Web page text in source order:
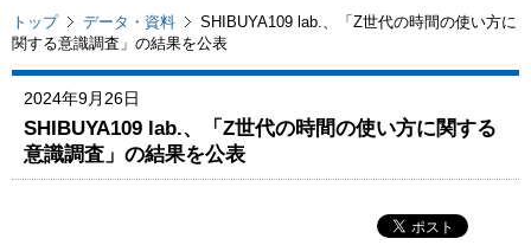
トップ データ・資料
SHIBUYA109 lab.、「Z世代の時間の使い方に
関する意識調査」の結果を公表
2024年9月26日
SHIBUYA109 lab.、「Z世代の時間の使い方に関する
意識調査」の結果を公表